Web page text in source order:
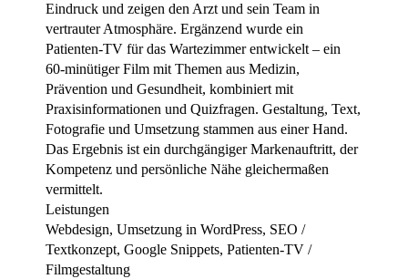
Eindruck und zeigen den Arzt und sein Team in
vertrauter Atmosphäre. Ergänzend wurde ein
Patienten-TV für das Wartezimmer entwickelt – ein
60-minütiger Film mit Themen aus Medizin,
Prävention und Gesundheit, kombiniert mit
Praxisinformationen und Quizfragen. Gestaltung, Text,
Fotografie und Umsetzung stammen aus einer Hand.
Das Ergebnis ist ein durchgängiger Markenauftritt, der
Kompetenz und persönliche Nähe gleichermaßen
vermittelt.
Leistungen
Webdesign, Umsetzung in WordPress, SEO /
Textkonzept, Google Snippets, Patienten-TV /
Filmgestaltung